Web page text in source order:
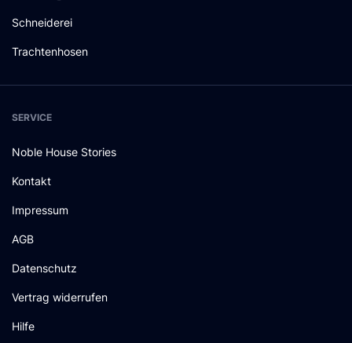
Schneiderei
Trachtenhosen
SERVICE
Noble House Stories
Kontakt
Impressum
AGB
Datenschutz
Vertrag widerrufen
Hilfe